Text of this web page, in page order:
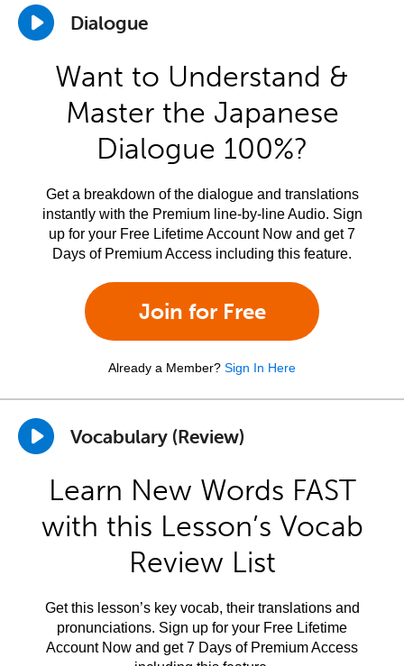
Dialogue
Want to Understand &
Master the Japanese
Dialogue 100%?
Get a breakdown of the dialogue and translations
instantly with the Premium line-by-line Audio. Sign
up for your Free Lifetime Account Now and get 7
Days of Premium Access including this feature.
Join for Free
Already a Member? Sign In Here
Vocabulary (Review)
Learn New Words FAST
with this Lesson’s Vocab
Review List
Get this lesson’s key vocab, their translations and
pronunciations. Sign up for your Free Lifetime
Account Now and get 7 Days of Premium Access